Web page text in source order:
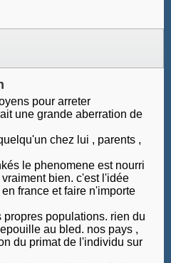
pour arreter
une grande aberration de
chez lui , parents ,
le phenomene est nourri
bien. c'est l'idée
france et faire n'importe
populations. rien du
au bled. nos pays ,
du primat de l'individu sur